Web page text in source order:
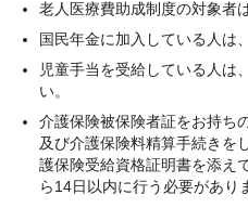
老人医療費助成制度の対象者
国民年金に加入している人は
児童手当を受給している人は
い。
介護保険被保険者証をお持ち
及び介護保険料精算手続きを
護保険受給資格証明書を添え
ら14日以内に行う必要があり